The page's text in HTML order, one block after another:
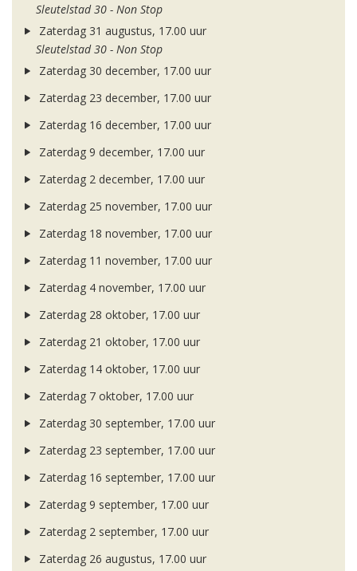
Sleutelstad 30 - Non Stop
Zaterdag 31 augustus, 17.00 uur
Sleutelstad 30 - Non Stop
Zaterdag 30 december, 17.00 uur
Zaterdag 23 december, 17.00 uur
Zaterdag 16 december, 17.00 uur
Zaterdag 9 december, 17.00 uur
Zaterdag 2 december, 17.00 uur
Zaterdag 25 november, 17.00 uur
Zaterdag 18 november, 17.00 uur
Zaterdag 11 november, 17.00 uur
Zaterdag 4 november, 17.00 uur
Zaterdag 28 oktober, 17.00 uur
Zaterdag 21 oktober, 17.00 uur
Zaterdag 14 oktober, 17.00 uur
Zaterdag 7 oktober, 17.00 uur
Zaterdag 30 september, 17.00 uur
Zaterdag 23 september, 17.00 uur
Zaterdag 16 september, 17.00 uur
Zaterdag 9 september, 17.00 uur
Zaterdag 2 september, 17.00 uur
Zaterdag 26 augustus, 17.00 uur